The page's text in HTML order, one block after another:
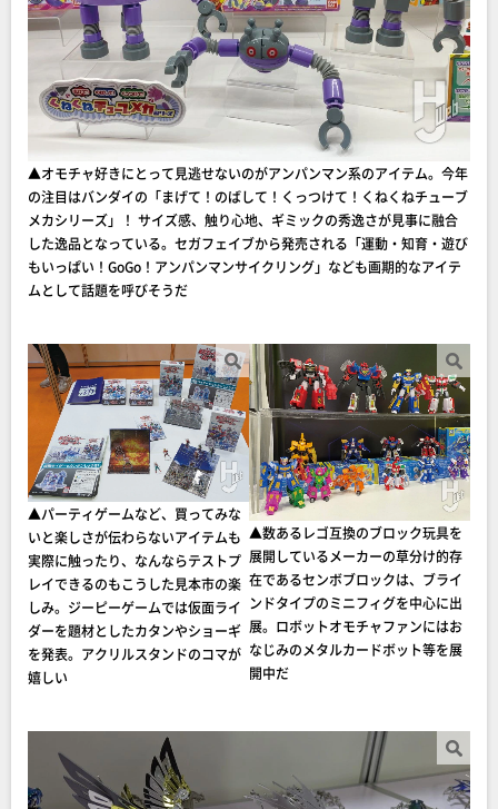
▲オモチャ好きにとって見逃せないのがアンパンマン系のアイテム。今年
の注目はバンダイの「まげて！のばして！くっつけて！くねくねチューブ
メカシリーズ」！ サイズ感、触り心地、ギミックの秀逸さが見事に融合
した逸品となっている。セガフェイブから発売される「運動・知育・遊び
もいっぱい！GoGo！アンパンマンサイクリング」なども画期的なアイテ
ムとして話題を呼びそうだ
▲パーティゲームなど、買ってみな
いと楽しさが伝わらないアイテムも
実際に触ったり、なんならテストプ
レイできるのもこうした見本市の楽
しみ。ジーピーゲームでは仮面ライ
ダーを題材としたカタンやショーギ
を発表。アクリルスタンドのコマが
嬉しい
▲数あるレゴ互換のブロック玩具を
展開しているメーカーの草分け的存
在であるセンボブロックは、ブライ
ンドタイプのミニフィグを中心に出
展。ロボットオモチャファンにはお
なじみのメタルカードボット等を展
開中だ